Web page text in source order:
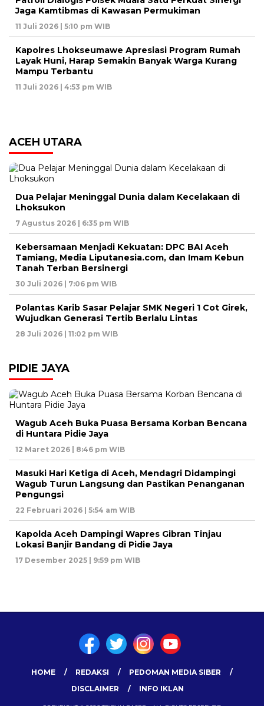
Jaga Kamtibmas di Kawasan Permukiman
11 Juli 2026 | 5:10 pm WIB
Kapolres Lhokseumawe Apresiasi Program Rumah
Layak Huni, Harap Semakin Banyak Warga Kurang
Mampu Terbantu
11 Juli 2026 | 4:53 pm WIB
ACEH UTARA
Dua Pelajar Meninggal Dunia dalam Kecelakaan di
Lhoksukon
7 Agustus 2026 | 6:35 pm WIB
Kebersamaan Menjadi Kekuatan: DPC BAI Aceh
Tamiang, Media Liputanesia.com, dan Imam Kebun
Tanah Terban Bersinergi
30 Juli 2026 | 7:06 pm WIB
Polantas Karib Sasar Pelajar SMK Negeri 1 Cot Girek,
Wujudkan Generasi Tertib Berlalu Lintas
28 Juli 2026 | 11:02 pm WIB
PIDIE JAYA
Wagub Aceh Buka Puasa Bersama Korban Bencana
di Huntara Pidie Jaya ‎
12 Maret 2026 | 8:46 pm WIB
Masuki Hari Ketiga di Aceh, Mendagri Didampingi
Wagub Turun Langsung dan Pastikan Penanganan
Pengungsi
22 Februari 2026 | 5:54 am WIB
Kapolda Aceh Dampingi Wapres Gibran Tinjau
Lokasi Banjir Bandang di Pidie Jaya
17 Desember 2025 | 9:59 pm WIB
HOME REDAKSI
PEDOMAN MEDIA SIBER
DISCLAIMER
INFO IKLAN